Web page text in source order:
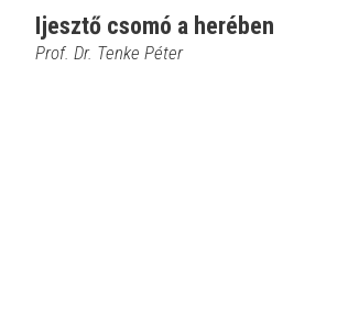
Ijesztő csomó a herében
Prof. Dr. Tenke Péter